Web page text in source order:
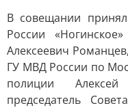
В совещании
России
Алексеевич
ГУ МВД России по
полиции Алексей
председатель